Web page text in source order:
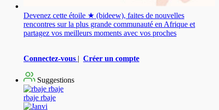
Devenez cette étoile ★ (bideew), faites de nouvelles
rencontres sur la plus grande communauté en Afrique et
partagez vos meilleurs moments avec vos proches
Connectez-vous | Créer un compte
Suggestions
rbaje rbaje